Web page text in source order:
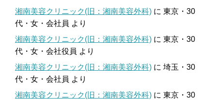
湘南美容クリニック(旧：湘南美容外科) に 東京・30
代・女・会社員 より
湘南美容クリニック(旧：湘南美容外科) に 東京・30
代・女・会社役員 より
湘南美容クリニック(旧：湘南美容外科) に 埼玉・30
代・女・会社員 より
湘南美容クリニック(旧：湘南美容外科) に 東京・30